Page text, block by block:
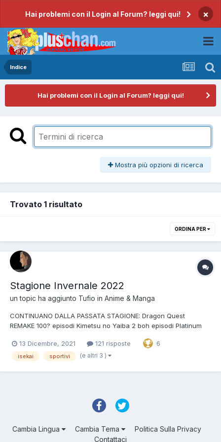
Hai problemi con il Login al Forum? leggi qui! ×
Indice
Hai problemi con il Login al Forum? leggi qui!
Mostra più opzioni di ricerca
Trovato 1 risultato
ORDINA PER
Stagione Invernale 2022
un topic ha aggiunto Tufio in Anime & Manga
CONTINUANO DALLA PASSATA STAGIONE: Dragon Quest
REMAKE 100? episodi Kimetsu no Yaiba 2 boh episodi Platinum
episodi Shaman King REMAKE 52 episodi Lupin III: Parte 6 24
episodi Precure Tropicali daranno la staffetta a Precure Ma...
13 Dicembre, 2021 121 risposte 6
isekai sportivi (e altri 3 )
Cambia Lingua Cambia Tema
Politica Sulla Privacy
Contattaci